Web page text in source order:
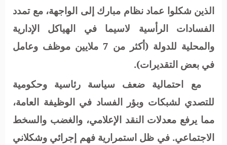
الذين شكلوا عماد نظام مبارك إلى الواجهة، مع تمدد
الفسادات الرأسية لاسيما في الهياكل الإدارية
والمحلية للدولة (أكثر من 7 ملايين موظف وعامل
في بعض التقديرات).
مع احتمالية ضعف سياسة رئاسية وحكومية
للتصدي لشبكات وبؤر الفساد في الوظيفة العامة،
مما يرفع معدلات النقد الإعلامي، والغضب والسخط
الاجتماعي. في ظل استمرارية فهم إجرائي وشكلاني